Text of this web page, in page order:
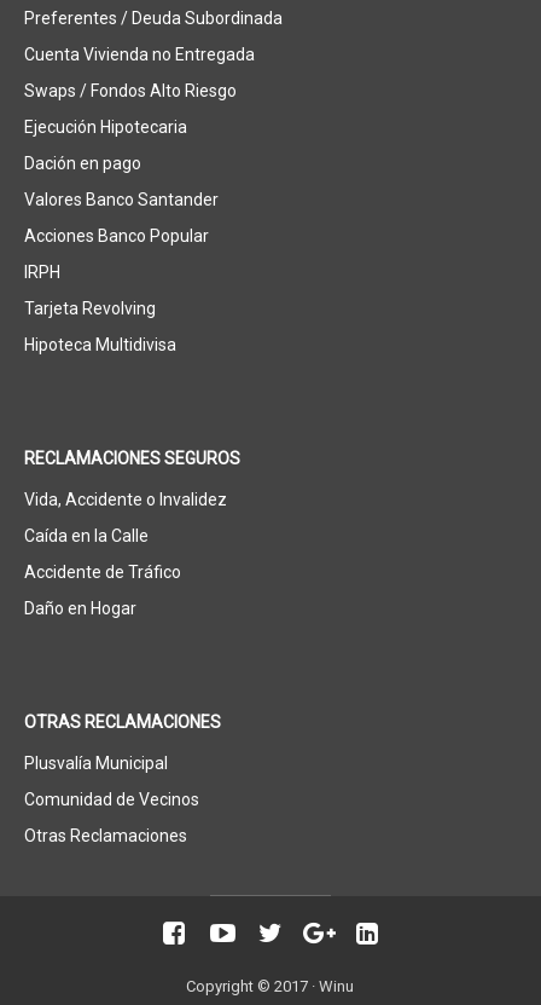
Preferentes / Deuda Subordinada
Cuenta Vivienda no Entregada
Swaps / Fondos Alto Riesgo
Ejecución Hipotecaria
Dación en pago
Valores Banco Santander
Acciones Banco Popular
IRPH
Tarjeta Revolving
Hipoteca Multidivisa
RECLAMACIONES SEGUROS
Vida, Accidente o Invalidez
Caída en la Calle
Accidente de Tráfico
Daño en Hogar
OTRAS RECLAMACIONES
Plusvalía Municipal
Comunidad de Vecinos
Otras Reclamaciones
Copyright © 2017 ·Winu